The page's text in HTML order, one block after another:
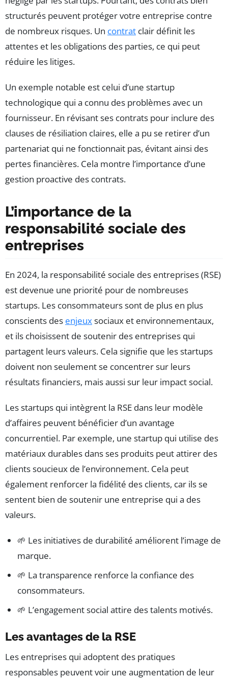
structurés peuvent protéger votre entreprise contre
de nombreux risques. Un contrat clair définit les
attentes et les obligations des parties, ce qui peut
réduire les litiges.
Un exemple notable est celui d’une startup
technologique qui a connu des problèmes avec un
fournisseur. En révisant ses contrats pour inclure des
clauses de résiliation claires, elle a pu se retirer d’un
partenariat qui ne fonctionnait pas, évitant ainsi des
pertes financières. Cela montre l’importance d’une
gestion proactive des contrats.
L’importance de la
responsabilité sociale des
entreprises
En 2024, la responsabilité sociale des entreprises (RSE)
est devenue une priorité pour de nombreuses
startups. Les consommateurs sont de plus en plus
conscients des enjeuxsociaux et environnementaux,
et ils choisissent de soutenir des entreprises qui
partagent leurs valeurs. Cela signifie que les startups
doivent non seulement se concentrer sur leurs
résultats financiers, mais aussi sur leur impact social.
Les startups qui intègrent la RSE dans leur modèle
d’affaires peuvent bénéficier d’un avantage
concurrentiel. Par exemple, une startup qui utilise des
matériaux durables dans ses produits peut attirer des
clients soucieux de l’environnement. Cela peut
également renforcer la fidélité des clients, car ils se
sentent bien de soutenir une entreprise qui a des
valeurs.
🌱 Les initiatives de durabilité améliorent l’image de
marque.
🌱 La transparence renforce la confiance des
consommateurs.
🌱 L’engagement social attire des talents motivés.
Les avantages de la RSE
Les entreprises qui adoptent des pratiques
responsables peuvent voir une augmentation de leur